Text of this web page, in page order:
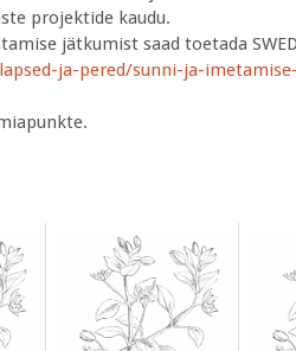
projektide kaudu.
jätkumist saad toetada
ja-pered/sunni-ja-